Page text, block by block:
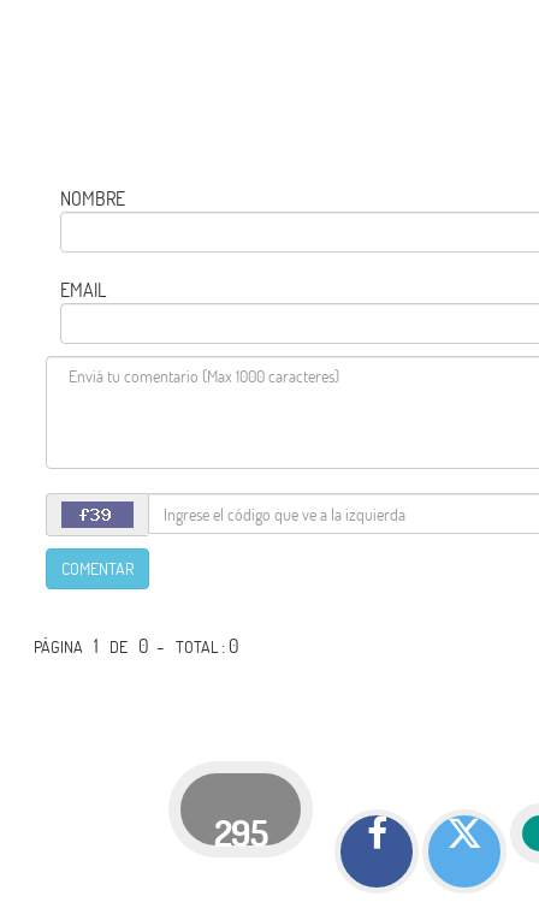
NOMBRE
EMAIL
COMENTAR
PÁGINA 1 DE 0 -TOTAL: 0
295